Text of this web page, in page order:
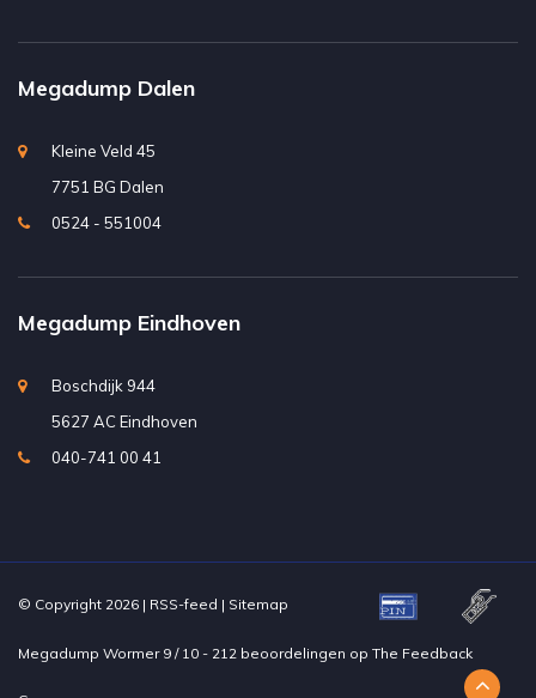
Megadump Dalen
Kleine Veld 45
7751 BG Dalen
0524 - 551004
Megadump Eindhoven
Boschdijk 944
5627 AC Eindhoven
040-741 00 41
© Copyright 2026 | RSS-feed | Sitemap
Megadump Wormer 9 / 10 - 212 beoordelingen op The Feedback